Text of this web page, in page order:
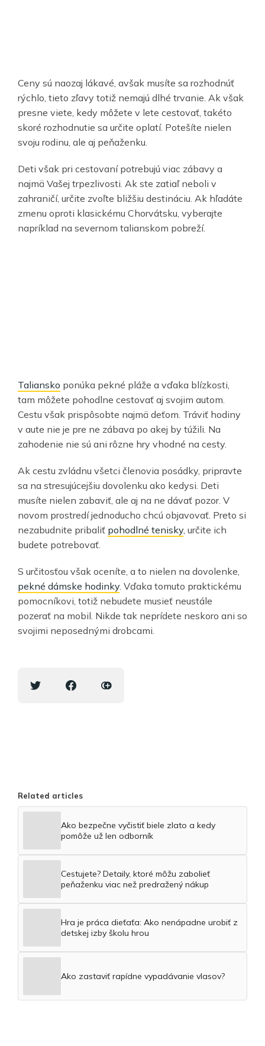
Ceny sú naozaj lákavé, avšak musíte sa rozhodnúť
rýchlo, tieto zľavy totiž nemajú dlhé trvanie. Ak však
presne viete, kedy môžete v lete cestovať, takéto
skoré rozhodnutie sa určite oplatí. Potešíte nielen
svoju rodinu, ale aj peňaženku.
Deti však pri cestovaní potrebujú viac zábavy a
najmä Vašej trpezlivosti. Ak ste zatiaľ neboli v
zahraničí, určite zvoľte bližšiu destináciu. Ak hľadáte
zmenu oproti klasickému Chorvátsku, vyberajte
napríklad na severnom talianskom pobreží.
Taliansko ponúka pekné pláže a vďaka blízkosti,
tam môžete pohodlne cestovať aj svojim autom.
Cestu však prispôsobte najmä deťom. Tráviť hodiny
v aute nie je pre ne zábava po akej by túžili. Na
zahodenie nie sú ani rôzne hry vhodné na cesty.
Ak cestu zvládnu všetci členovia posádky, pripravte
sa na stresujúcejšiu dovolenku ako kedysi. Deti
musíte nielen zabaviť, ale aj na ne dávať pozor. V
novom prostredí jednoducho chcú objavovať. Preto si
nezabudnite pribaliť pohodlné tenisky, určite ich
budete potrebovať.
S určitosťou však oceníte, a to nielen na dovolenke,
pekné dámske hodinky. Vďaka tomuto praktickému
pomocníkovi, totiž nebudete musieť neustále
pozerať na mobil. Nikde tak neprídete neskoro ani so
svojimi neposednými drobcami.
Related articles
Ako bezpečne vyčistiť biele zlato a kedy
pomôže už len odborník
Cestujete? Detaily, ktoré môžu zabolieť
peňaženku viac než predražený nákup
Hra je práca dieťaťa: Ako nenápadne urobiť z
detskej izby školu hrou
Ako zastaviť rapídne vypadávanie vlasov?